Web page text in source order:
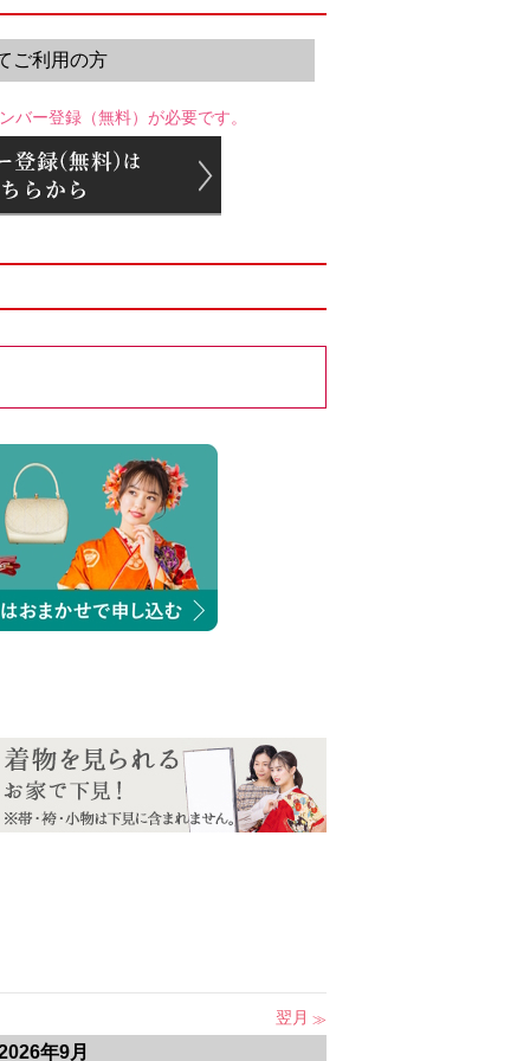
ご利用の方
バー登録（無料）が必要です。
翌月
年9月